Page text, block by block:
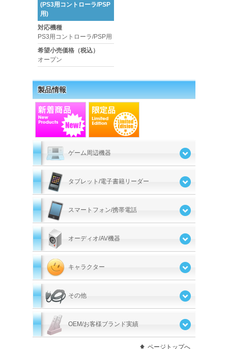
(PS3用コントローラ/PSP
用)
対応機種
PS3用コントローラ/PSP用
希望小売価格（税込）
オープン
製品情報
ゲーム周辺機器
タブレット/電子書籍リーダー
スマートフォン/携帯電話
オーディオ/AV機器
キャラクター
その他
OEM/お客様ブランド実績
ページトップへ